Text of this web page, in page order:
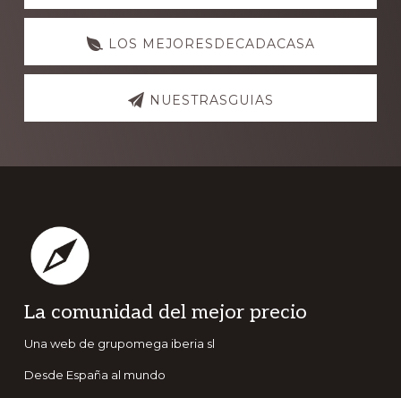
LOS MEJORESDECADACASA
NUESTRASGUIAS
Footer
La comunidad del mejor precio
Una web de grupomega iberia sl
Desde España al mundo